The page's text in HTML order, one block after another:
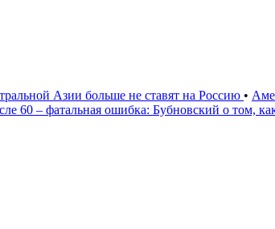
Азии больше не ставят на Россию •
60 – фатальная ошибка: Бубновский о том,